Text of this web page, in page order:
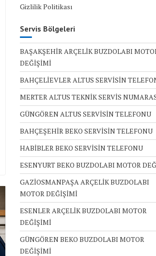
Gizlilik Politikası
Servis Bölgeleri
BAŞAKŞEHİR ARÇELİK BUZDOLABI
DEĞİŞİMİ
BAHÇELİEVLER ALTUS SERVİSİN
MERTER ALTUS TEKNİK SERVİS
GÜNGÖREN ALTUS SERVİSİN TELEFONU
BAHÇEŞEHİR BEKO SERVİSİN TELEFONU
HABİBLER BEKO SERVİSİN TELEFONU
ESENYURT BEKO BUZDOLABI MOTOR
GAZİOSMANPAŞA ARÇELİK BUZDOLABI
MOTOR DEĞİŞİMİ
ESENLER ARÇELİK BUZDOLABI MOTOR
DEĞİŞİMİ
GÜNGÖREN BEKO BUZDOLABI MOTOR
DEĞİŞİMİ